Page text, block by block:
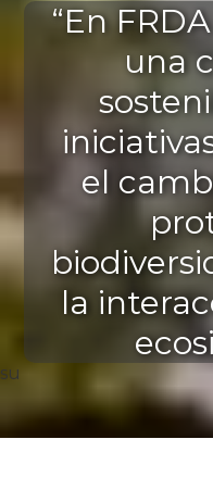
“En
una
el
la
su